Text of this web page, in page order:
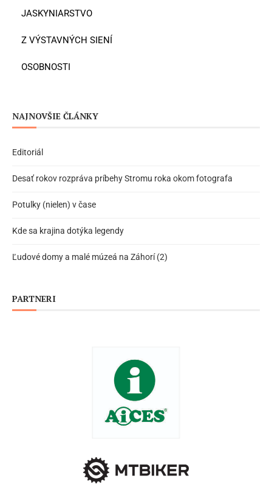
JASKYNIARSTVO
Z VÝSTAVNÝCH SIENÍ
OSOBNOSTI
NAJNOVŠIE ČLÁNKY
Editoriál
Desať rokov rozpráva príbehy Stromu roka okom fotografa
Potulky (nielen) v čase
Kde sa krajina dotýka legendy
Ľudové domy a malé múzeá na Záhorí (2)
PARTNERI